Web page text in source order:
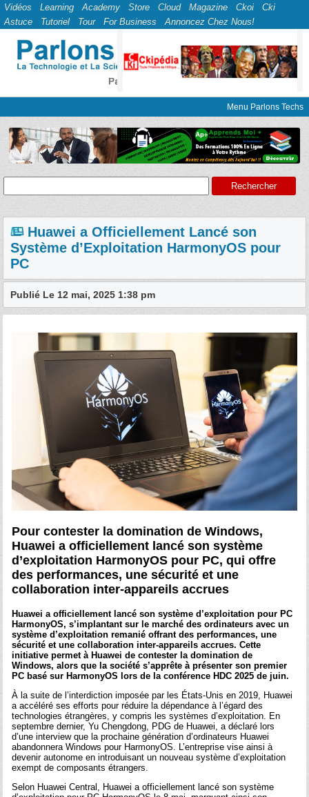
Vidéos Learning Academy Store Cloud Magazine Ckoi
Cki
Astuce
Tutoriel Tour For Business Annoncez Chez Nous!
Menu Parlons Techs
Huawei a Officiellement Lancé son
Système d’Exploitation HarmonyOS pour
PC
Publié Le 12 mai, 2025 1:38 pm
Pour contester la domination de Windows,
Huawei a officiellement lancé son système
d’exploitation HarmonyOS pour PC, qui offre
des performances, une sécurité et une
collaboration inter-appareils accrues
Huawei a officiellement lancé son système d’exploitation pour PC
HarmonyOS, s’implantant sur le marché des ordinateurs avec un
système d’exploitation remanié offrant des performances, une
sécurité et une collaboration inter-appareils accrues. Cette
initiative permet à Huawei de contester la domination de
Windows, alors que la société s’apprête à présenter son premier
PC basé sur HarmonyOS lors de la conférence HDC 2025 de juin.
À la suite de l’interdiction imposée par les États-Unis en 2019, Huawei
a accéléré ses efforts pour réduire la dépendance à l’égard des
technologies étrangères, y compris les systèmes d’exploitation. En
septembre dernier, Yu Chengdong, PDG de Huawei, a déclaré lors
d’une interview que la prochaine génération d’ordinateurs Huawei
abandonnera Windows pour HarmonyOS. L’entreprise vise ainsi à
devenir autonome en introduisant un nouveau système d’exploitation
exempt de composants étrangers.
Selon Huawei Central, Huawei a officiellement lancé son système